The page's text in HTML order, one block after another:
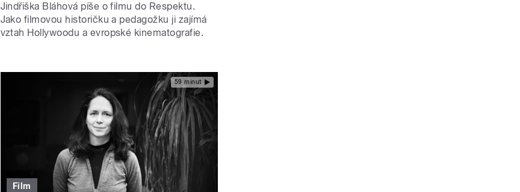
Jindřiška Bláhová píše o filmu do Respektu.
Jako filmovou historičku a pedagožku ji zajímá
vztah Hollywoodu a evropské kinematografie.
59 minut
Film